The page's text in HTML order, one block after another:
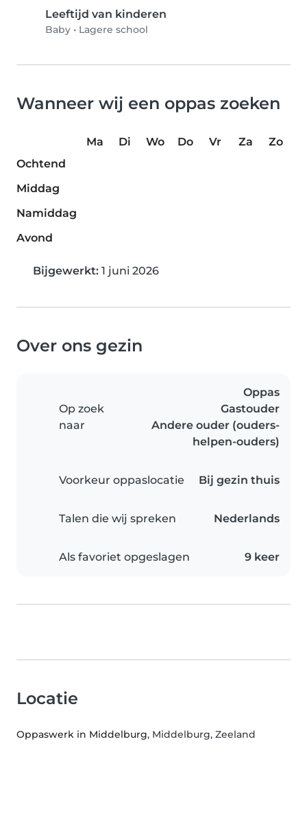
Leeftijd van kinderen
Baby • Lagere school
Wanneer wij een oppas zoeken
Ma Di Wo Do Vr Za
Zo
Ochtend
Middag
Namiddag
Avond
Bijgewerkt: 1 juni 2026
Over ons gezin
Op zoek
naar
Oppas
Gastouder
Andere ouder (ouders-
helpen-ouders)
Voorkeur oppaslocatie Bij gezin thuis
Talen die wij spreken Nederlands
Als favoriet opgeslagen 9 keer
Locatie
Oppaswerk in Middelburg, Middelburg, Zeeland